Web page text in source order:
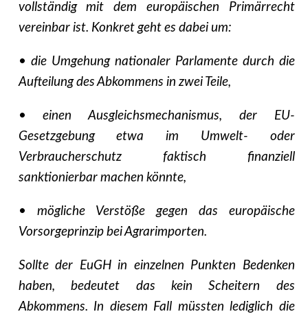
vollständig mit dem europäischen Primärrecht
vereinbar ist. Konkret geht es dabei um:
• die Umgehung nationaler Parlamente durch die
Aufteilung des Abkommens in zwei Teile,
• einen Ausgleichsmechanismus, der EU-
Gesetzgebung etwa im Umwelt- oder
Verbraucherschutz faktisch finanziell
sanktionierbar machen könnte,
• mögliche Verstöße gegen das europäische
Vorsorgeprinzip bei Agrarimporten.
Sollte der EuGH in einzelnen Punkten Bedenken
haben, bedeutet das kein Scheitern des
Abkommens. In diesem Fall müssten lediglich die